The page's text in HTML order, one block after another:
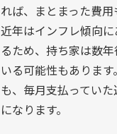
れば、まとまった費用
近年はインフレ傾向
るため、持ち家は数
いる可能性もありま
も、毎月支払ってい
になります。